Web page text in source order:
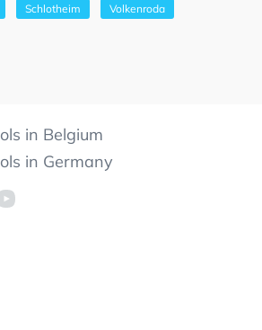
Schlotheim Volkenroda
in Belgium
in Germany